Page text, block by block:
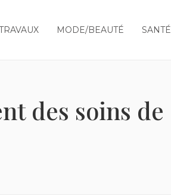
MODE/BEAUTÉ SANTÉ
des soins de